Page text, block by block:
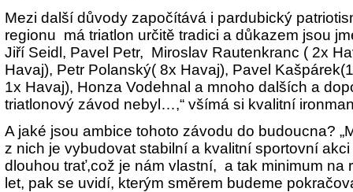
Mezi další důvody započítává i pardubický
regionu má triatlon určitě tradici a důkazem jsou
Jiří Seidl, Pavel Petr, Miroslav Rautenkranc ( 2x
Havaj), Petr Polanský( 8x Havaj), Pavel
1x Havaj), Honza Vodehnal a mnoho dalších a
triatlonový závod nebyl…,“ všímá si kvalitní
A jaké jsou ambice tohoto závodu do budoucna?
z nich je vybudovat stabilní a kvalitní sportovní
dlouhou trať,což je nám vlastní, a tak minimum na
let, pak se uvidí, kterým směrem budeme